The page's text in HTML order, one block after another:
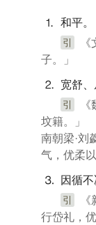
⒈ 和平。
引
子。」
⒉ 宽舒、
引
坟籍。」
南朝梁·刘
气，优柔
⒊ 因循不
引
行岱礼，